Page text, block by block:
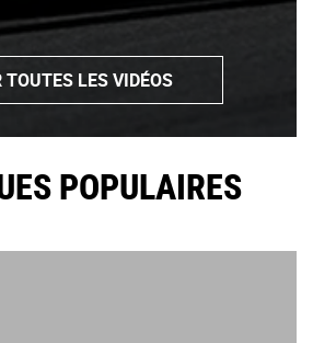
TOUTES LES VIDÉOS
POPULAIRES